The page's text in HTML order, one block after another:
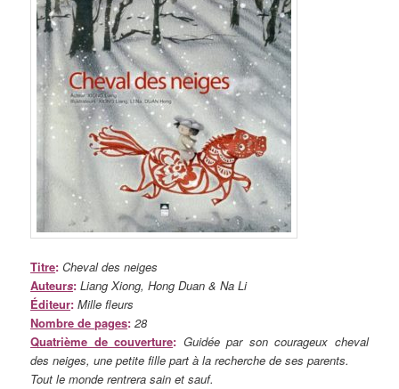
Titre: Cheval des neiges
Auteurs:Liang Xiong, Hong Duan & Na Li
Éditeur: Mille fleurs
Nombre de pages: 28
Quatrième de couverture: Guidée par son courageux cheval
des neiges, une petite fille part à la recherche de ses parents.
Tout le monde rentrera sain et sauf.